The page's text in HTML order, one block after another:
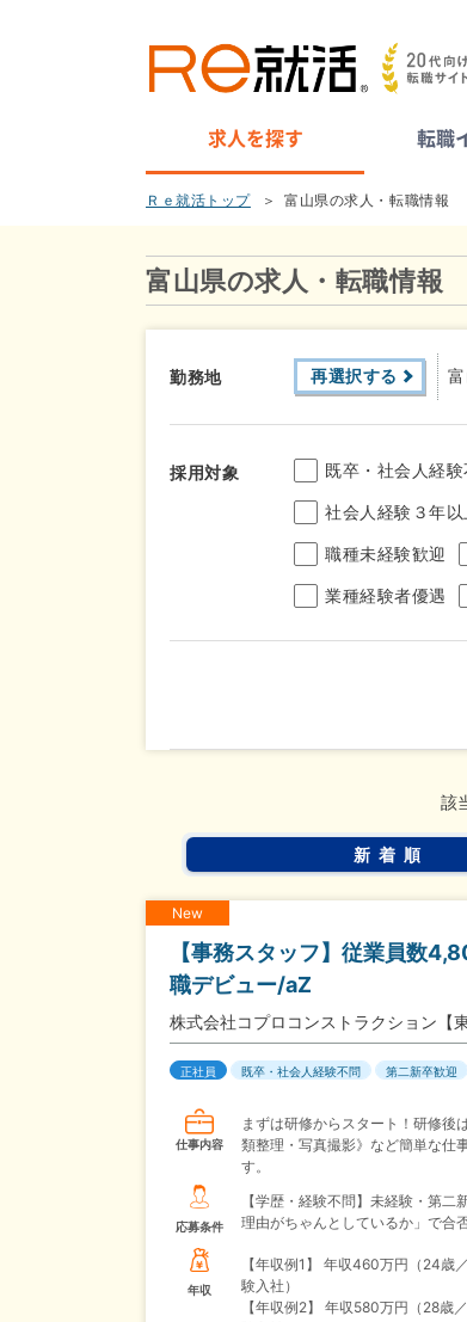
求人を探す 転職
Ｒｅ就活トップ 富山県の求人・転職情報
富山県の求人・転職情報
勤務地 再選択する
採用対象 既卒・社会人経験
社会人経験３年
職種未経験歓迎
業種経験者優遇
完全週休2日制
土日面接OK
該
新着順
New
【事務スタッフ】従業員数
職デビュー/aZ
株式会社コプロコンストラクション【
正社員 既卒・社会人経験不問 第二新卒歓迎
仕事内容
まずは研修からスタート！研修後
類整理・写真撮影》など簡単な仕
す。
応募条件
【学歴・経験不問】未経験・第二
理由がちゃんとしているか」で合
年収
【年収例1】
年収460万円（24歳
験入社）
【年収例2】
年収580万円（28歳